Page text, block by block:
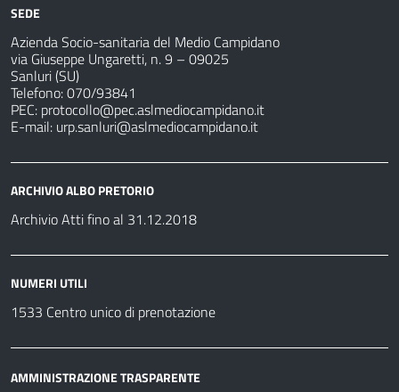
SEDE
Azienda Socio-sanitaria del Medio Campidano
via Giuseppe Ungaretti, n. 9 – 09025
Sanluri (SU)
Telefono: 070/93841
PEC: protocollo@pec.aslmediocampidano.it
E-mail: urp.sanluri@aslmediocampidano.it
ARCHIVIO ALBO PRETORIO
Archivio Atti fino al 31.12.2018
NUMERI UTILI
1533 Centro unico di prenotazione
AMMINISTRAZIONE TRASPARENTE